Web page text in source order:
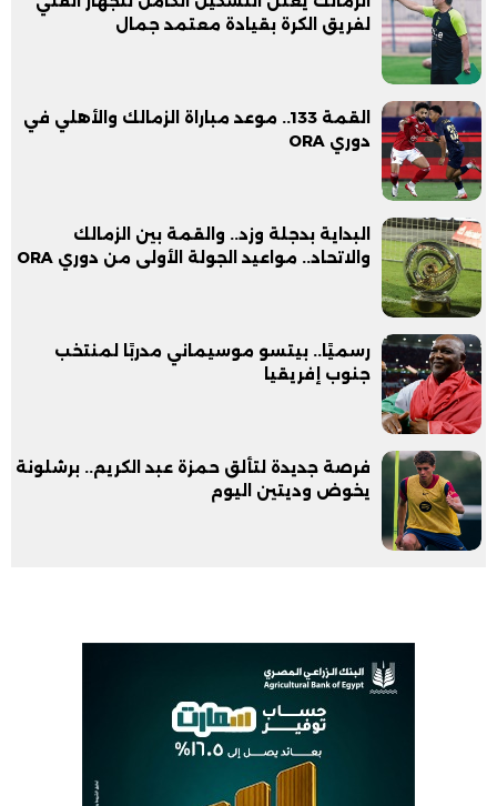
لفريق الكرة بقيادة معتمد جمال
القمة 133.. موعد مباراة الزمالك والأهلي في
دوري ORA
البداية بدجلة وزد.. والقمة بين الزمالك
والاتحاد.. مواعيد الجولة الأولى من دوري ORA
رسميًا.. بيتسو موسيماني مدربًا لمنتخب
جنوب إفريقيا
فرصة جديدة لتألق حمزة عبد الكريم.. برشلونة
يخوض وديتين اليوم